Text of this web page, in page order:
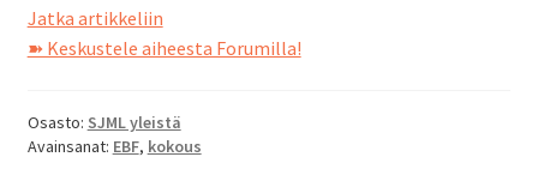
Jatka artikkeliinEuropean
Bowhunting
2024
➽ Keskustele aiheesta Forumilla!
Osasto: SJML yleistä
Avainsanat: EBF, kokous